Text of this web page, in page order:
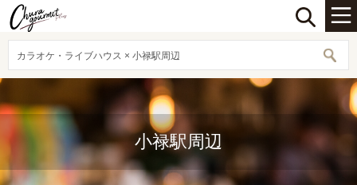
カラオケ・ライブハウス × 小禄駅周辺
小禄駅周辺